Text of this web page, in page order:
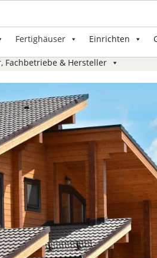
Fertighäuser Einrichten
Fachbetriebe & Hersteller